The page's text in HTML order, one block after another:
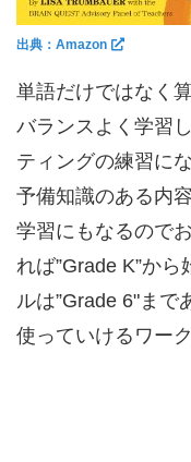
出典：Amazon
単語だけではなく
バランスよく学習
ティングの練習に
予備知識のある内
学習にもなるので
れば”Grade K”か
ルは”Grade 6"まで
使っていけるワー